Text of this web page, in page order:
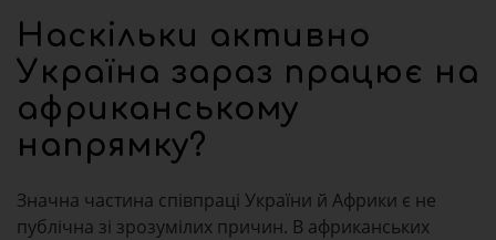
Наскільки активно
Україна зараз працює на
африканському
напрямку?
Значна частина співпраці України й Африки є не
публічна зі зрозумілих причин. В африканських